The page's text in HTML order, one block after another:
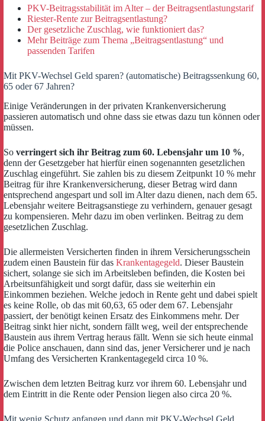
PKV-Beitragsstabilität im Alter – der Beitragsentlastungstarif
Riester-Rente zur Beitragsentlastung?
Der gesetzliche Zuschlag, wie funktioniert das?
Mehr Beiträge zum Thema „Beitragsentlastung“ und
passenden Tarifen
Mit PKV-Wechsel Geld sparen? (automatische) Beitragssenkung 60,
65 oder 67 Jahren?
Einige Veränderungen in der privaten Krankenversicherung
passieren automatisch und ohne dass sie etwas dazu tun können oder
müssen.
So verringert sich ihr Beitrag zum 60. Lebensjahr um 10 %,
denn der Gesetzgeber hat hierfür einen sogenannten gesetzlichen
Zuschlag eingeführt. Sie zahlen bis zu diesem Zeitpunkt 10 % mehr
Beitrag für ihre Krankenversicherung, dieser Betrag wird dann
entsprechend angespart und soll im Alter dazu dienen, nach dem 65.
Lebensjahr weitere Beitragsanstiege zu verhindern, genauer gesagt
zu kompensieren. Mehr dazu im oben verlinken. Beitrag zu dem
gesetzlichen Zuschlag.
Die allermeisten Versicherten finden in ihrem Versicherungsschein
zudem einen Baustein für das Krankentagegeld. Dieser Baustein
sichert, solange sie sich im Arbeitsleben befinden, die Kosten bei
Arbeitsunfähigkeit und sorgt dafür, dass sie weiterhin ein
Einkommen beziehen. Welche jedoch in Rente geht und dabei spielt
es keine Rolle, ob das mit 60,63, 65 oder dem 67. Lebensjahr
passiert, der benötigt keinen Ersatz des Einkommens mehr. Der
Beitrag sinkt hier nicht, sondern fällt weg, weil der entsprechende
Baustein aus ihrem Vertrag heraus fällt. Wenn sie sich heute einmal
die Police anschauen, dann sind das, jener Versicherer und je nach
Umfang des Versicherten Krankentagegeld circa 10 %.
Zwischen dem letzten Beitrag kurz vor ihrem 60. Lebensjahr und
dem Eintritt in die Rente oder Pension liegen also circa 20 %.
Mit wenig Schutz anfangen und dann mit PKV-Wechsel Geld